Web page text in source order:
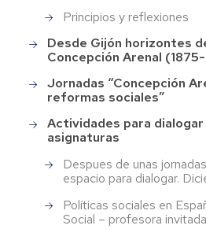
Principios y reflexiones
Desde Gijón horizontes
Concepción Arenal
Jornadas “Concepción
reformas sociales”
Actividades para
asignaturas
Despues de unas
espacio para dialogar.
Políticas sociales en
Social – profesora